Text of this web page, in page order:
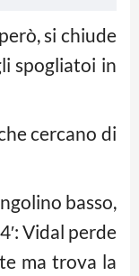
si chiude
spogliatoi in
cercano di
basso,
Vidal perde
ma trova la